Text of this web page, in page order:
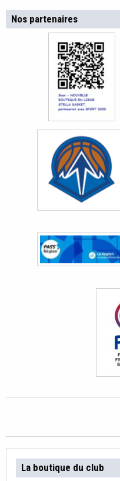
Nos partenaires
La boutique du club